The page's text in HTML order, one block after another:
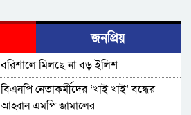
জনপ্রিয়
বরিশালে মিলছে না বড় ইলিশ
বিএনপি নেতাকর্মীদের ‘খাই খাই’ বন্ধের
আহ্বান এমপি জামালের